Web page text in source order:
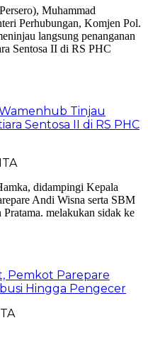
Tinjau
Sentosa II di RS PHC
Pemkot Parepare
Hingga Pengecer